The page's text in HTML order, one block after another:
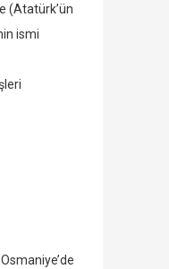
(Atatürk’ün
ismi